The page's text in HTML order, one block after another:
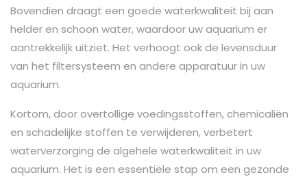
Bovendien draagt een goede waterkwaliteit bij aan
helder en schoon water, waardoor uw aquarium er
aantrekkelijk uitziet. Het verhoogt ook de levensduur
van het filtersysteem en andere apparatuur in uw
aquarium.
Kortom, door overtollige voedingsstoffen, chemicaliën
en schadelijke stoffen te verwijderen, verbetert
waterverzorging de algehele waterkwaliteit in uw
aquarium. Het is een essentiële stap om een gezonde